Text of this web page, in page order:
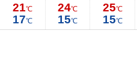
21℃
17℃
24℃
15℃
25℃
15℃